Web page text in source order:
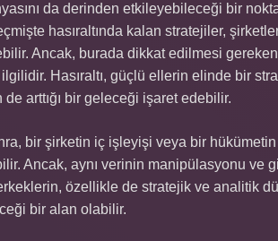
da derinden etkileyebileceği bir
hasıraltında kalan stratejiler,
Ancak, burada dikkat edilmesi
Hasıraltı, güçlü ellerin elinde bir
arttığı bir geleceği işaret edebilir.
bir şirketin iç işleyişi veya bir
Ancak, aynı verinin manipülasyonu ve
özellikle de stratejik ve analitik
bir alan olabilir.